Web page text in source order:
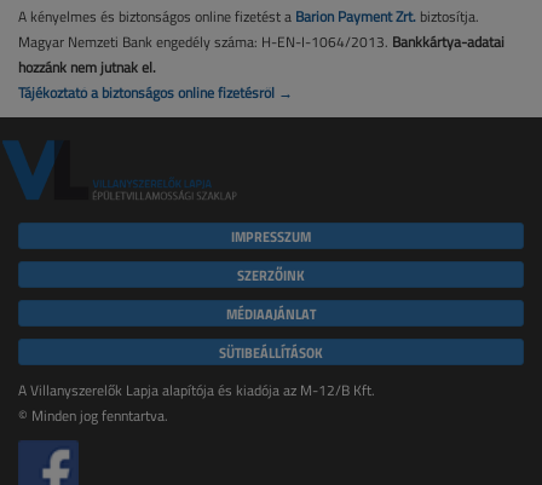
A kényelmes és biztonságos online fizetést a Barion Payment Zrt. biztosítja.
Magyar Nemzeti Bank engedély száma: H-EN-I-1064/2013. Bankkártya-adatai
hozzánk nem jutnak el.
Tájékoztató a biztonságos online fizetésről →
IMPRESSZUM
SZERZŐINK
MÉDIAAJÁNLAT
SÜTIBEÁLLÍTÁSOK
A Villanyszerelők Lapja alapítója és kiadója az M-12/B Kft.
© Minden jog fenntartva.